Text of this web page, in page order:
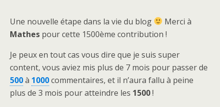
Une nouvelle étape dans la vie du blog
Merci à
Mathes pour cette 1500ème contribution !
Je peux en tout cas vous dire que je suis super
content, vous aviez mis plus de 7 mois pour passer de
500à 1000commentaires, et il n’aura fallu à peine
plus de 3 mois pour atteindre les 1500!